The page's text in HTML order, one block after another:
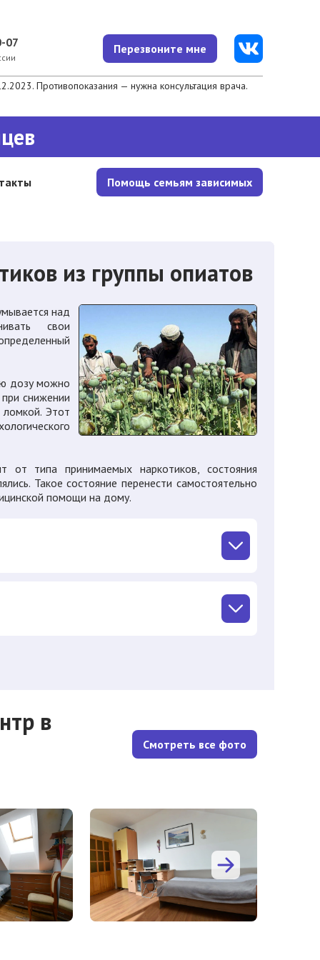
07 Перезвоните мне
Противопоказания — нужна консультация врача.
Помощь семьям зависимых
из группы опиатов
над
свои
дозу можно
снижении
Этот
от типа принимаемых наркотиков, состояния
Такое состояние перенести самостоятельно
помощи на дому.
в
Смотреть все фото